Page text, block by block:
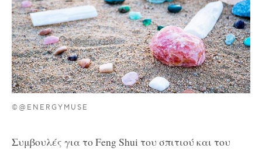
©@ENERGYMUSE
Συμβουλές για το Feng Shui του σπιτιού και του